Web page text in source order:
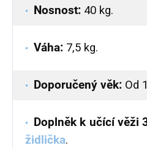
Nosnost: 40 kg.
Váha: 7,5 kg.
Doporučený věk: Od
Doplněk k učící věži
židlička.